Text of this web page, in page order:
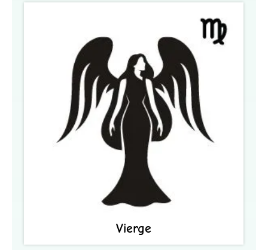
Vierge